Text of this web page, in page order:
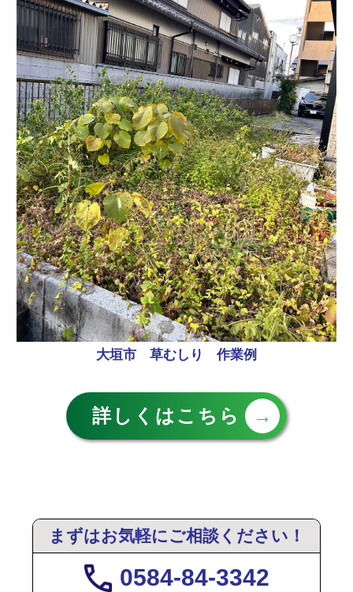
大垣市 草むしり 作業例
詳しくはこちら→
まずはお気軽にご相談ください！
0584-84-3342